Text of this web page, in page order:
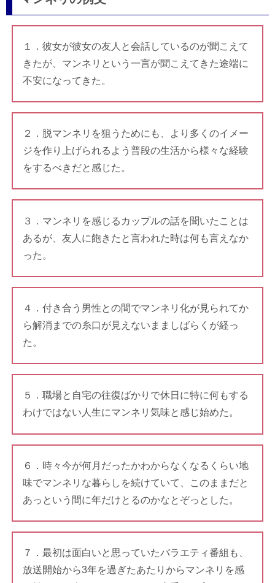
１．彼女が彼女の友人と会話しているのが聞こえて
きたが、マンネリという一言が聞こえてきた途端に
不安になってきた。
２．脱マンネリを狙うためにも、より多くのイメー
ジを作り上げられるよう普段の生活から様々な経験
をするべきだと感じた。
３．マンネリを感じるカップルの話を聞いたことは
あるが、友人に飽きたと言われた時は何も言えなか
った。
４．付き合う男性との間でマンネリ化が見られてか
ら解消までの糸口が見えないまましばらくが経っ
た。
５．職場と自宅の往復ばかりで休日に特に何もする
わけではない人生にマンネリ気味と感じ始めた。
６．時々今が何月だったかわからなくなるくらい地
味でマンネリな暮らしを続けていて、このままだと
あっという間に年だけとるのかなとぞっとした。
７．最初は面白いと思っていたバラエティ番組も、
放送開始から3年を過ぎたあたりからマンネリを感